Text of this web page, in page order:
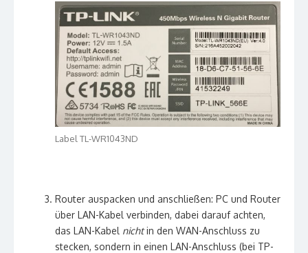
Label TL-WR1043ND
Router auspacken und anschließen: PC und Router
über LAN-Kabel verbinden, dabei darauf achten,
das LAN-Kabel nichtin den WAN-Anschluss zu
stecken, sondern in einen LAN-Anschluss (bei TP-